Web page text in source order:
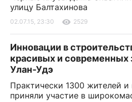
улицу Балтахинова
02.07.15, 23:30 2529
Инновации в
красивых и современных
Улан-Удэ
Практически 1300 жителей и
приняли участие в